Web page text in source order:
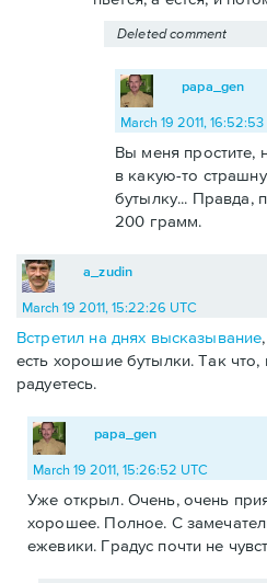
Deleted comment
papa_gen
March 19 2011, 16:52:53
Вы меня простите,
в какую-то
бутылку... Правда,
200 грамм.
a_zudin
March 19 2011, 15:22:26 UTC
Встретил на днях высказывание
есть хорошие бутылки. Так
радуетесь.
papa_gen
March 19 2011, 15:26:52 UTC
Уже открыл. Очень, очень
хорошее. Полное. С
ежевики. Градус почти не